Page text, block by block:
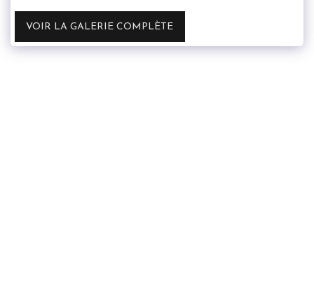
VOIR LA GALERIE COMPLÈTE